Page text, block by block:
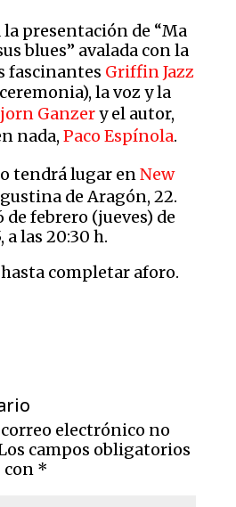
presentación de “Ma
blues” avalada con la
fascinantes Griffin Jazz
la voz y la
Ganzery el autor,
nada, Paco Espínola.
tendrá lugar enNew
de Aragón, 22.
de febrero (jueves) de
a las 20:30 h.
completar aforo.
electrónico no
campos obligatorios
con *